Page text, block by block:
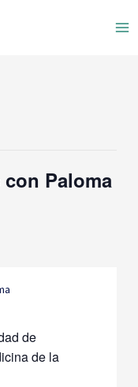
con Paloma
de
de la